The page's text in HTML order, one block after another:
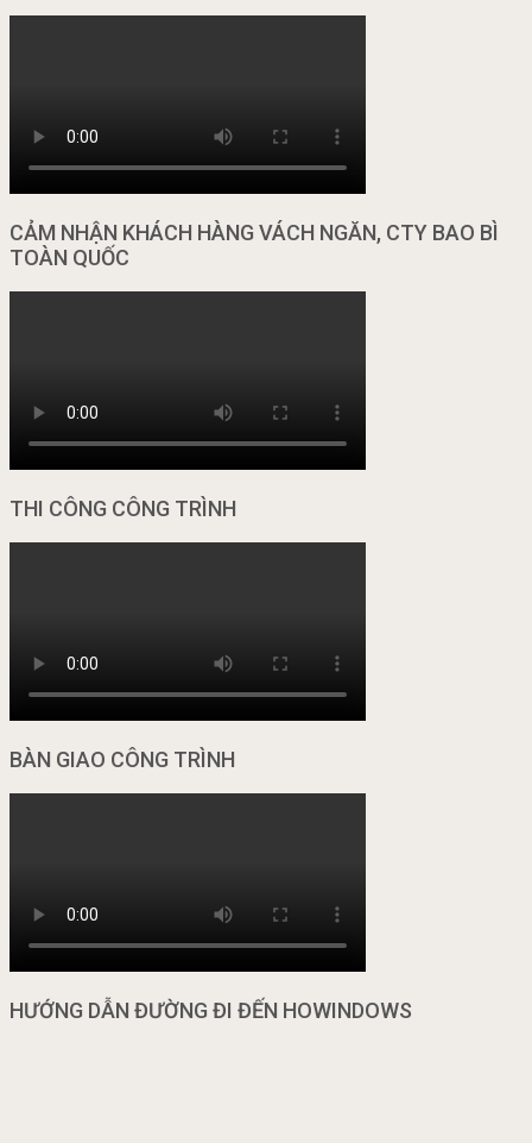
CẢM NHẬN KHÁCH HÀNG VÁCH NGĂN, CTY BAO BÌ
TOÀN QUỐC
THI CÔNG CÔNG TRÌNH
BÀN GIAO CÔNG TRÌNH
HƯỚNG DẪN ĐƯỜNG ĐI ĐẾN HOWINDOWS